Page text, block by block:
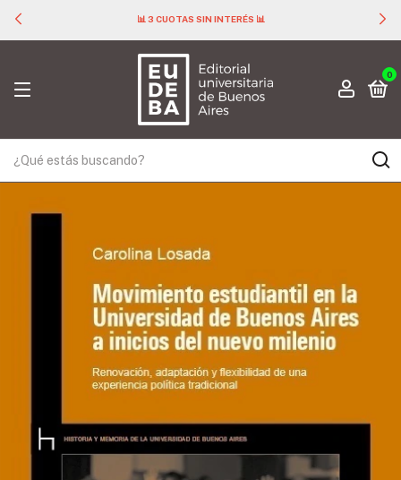
📊 3 CUOTAS SIN INTERÉS 📊
0